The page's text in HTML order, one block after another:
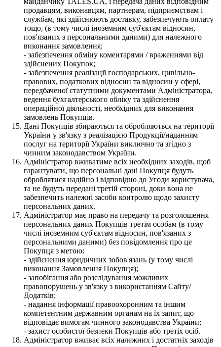
продавцям, виконавцям, партнерам, підприємствам і
службам, які здійснюють доставку, забезпечують оплату
тощо, (в тому числі іноземним суб'єктам відносин,
пов'язаних з персональними даними) для належного
виконання замовлення;
- забезпечення обміну коментарями / враженнями від
здійснених Покупок;
- забезпечення реалізації господарських, цивільно-
правових, податкових відносин та відносин у сфері,
передбаченої статутними документами Адміністратора,
ведення бухгалтерського обліку та здійснення
операційної діяльності, необхідних для виконання
замовлень Покупців.
Дані Покупців збираються та обробляються на території
України у зв'язку з реалізацією Продукції/наданням
послуг на території України виключно та згідно з
чинним законодавством України.
Адміністратор вживатиме всіх необхідних заходів, щоб
гарантувати, що персональні дані Покупця будуть
оброблятися надійно і відповідно до Угоди користувача,
та не будуть передані третій стороні, доки вона не
забезпечить належні засоби контролю щодо захисту
персональних даних.
Адміністратор має право на передачу та розголошення
персональних даних Покупців третім особам (в тому
числі іноземним суб'єктам відносин, пов'язаних з
персональними даними) без повідомлення про це
Покупця з метою:
- здійснення юридичних зобов'язань (у тому числі
виконання Замовлення Покупця);
- запобігання або розслідування можливих
правопорушень у зв'язку з використанням Сайту/
Додатків;
- надання інформації правоохоронним та іншим
компетентним державним органам на їх запит, що
відповідає вимогам чинного законодавства України;
- захист особистої безпеки Покупців або третіх осіб.
Адміністратор вживає всіх належних і достатніх заходів